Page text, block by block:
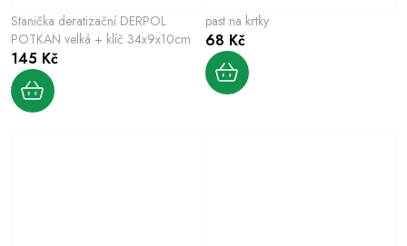
Stanička deratizační DERPOL
POTKAN velká + klíč 34x9x10cm
145 Kč
past na krtky
68 Kč